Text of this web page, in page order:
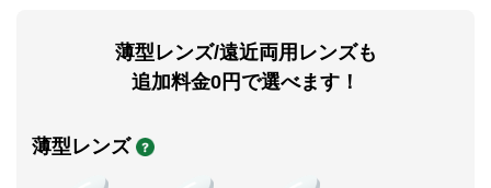
薄型レンズ/遠近両用レンズも
追加料金0円で選べます！
薄型レンズ